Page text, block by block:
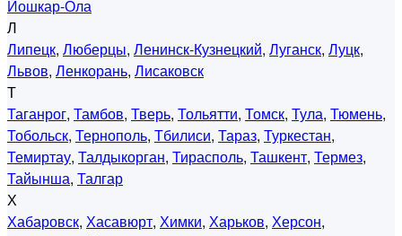
Йошкар-Ола
Л
Липецк, Люберцы, Ленинск-Кузнецкий, Луганск, Луцк,
Львов, Ленкорань, Лисаковск
Т
Таганрог, Тамбов, Тверь, Тольятти, Томск, Тула, Тюмень,
Тобольск, Тернополь, Тбилиси, Тараз, Туркестан,
Темиртау, Талдыкорган, Тирасполь, Ташкент, Термез,
Тайынша, Талгар
Х
Хабаровск, Хасавюрт, Химки, Харьков, Херсон,